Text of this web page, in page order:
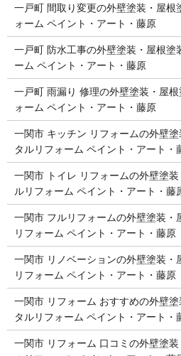
一戸町 間取り変更の外壁塗装・屋根
ォーム ペイント・アート・藤原
一戸町 防水工事の外壁塗装・屋根塗
ーム ペイント・アート・藤原
一戸町 雨漏り 修理の外壁塗装・屋
ォーム ペイント・アート・藤原
一関市 キッチン リフォームの外壁
タルリフォーム ペイント・アート・
一関市 トイレ リフォームの外壁塗
ルリフォーム ペイント・アート・藤
一関市 フルリフォームの外壁塗装・
リフォーム ペイント・アート・藤原
一関市 リノベーションの外壁塗装・
リフォーム ペイント・アート・藤原
一関市 リフォーム おすすめの外壁
タルリフォーム ペイント・アート・
一関市 リフォーム 口コミの外壁塗